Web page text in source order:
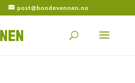
post@bondevennen.no